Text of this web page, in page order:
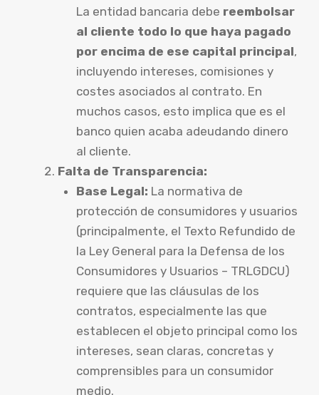
La entidad bancaria debe reembolsar
al cliente todo lo que haya pagado
por encima de ese capital principal,
incluyendo intereses, comisiones y
costes asociados al contrato. En
muchos casos, esto implica que es el
banco quien acaba adeudando dinero
al cliente.
Falta de Transparencia:
Base Legal: La normativa de
protección de consumidores y usuarios
(principalmente, el Texto Refundido de
la Ley General para la Defensa de los
Consumidores y Usuarios – TRLGDCU)
requiere que las cláusulas de los
contratos, especialmente las que
establecen el objeto principal como los
intereses, sean claras, concretas y
comprensibles para un consumidor
medio.